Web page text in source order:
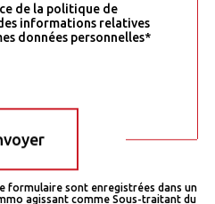
de la politique de
informations relatives
données personnelles*
formulaire sont enregistrées dans un
agissant comme Sous-traitant du